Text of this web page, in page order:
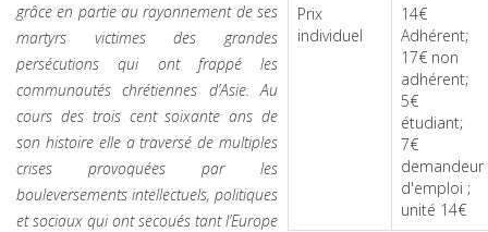
grâce en partie au rayonnement de ses
martyrs victimes des grandes
persécutions qui ont frappé les
communautés chrétiennes d’Asie. Au
cours des trois cent soixante ans de
son histoire elle a traversé de multiples
crises provoquées par les
bouleversements intellectuels, politiques
et sociaux qui ont secoués tant l’Europe
Prix
individuel
14€
Adhérent;
17€ non
adhérent;
5€
étudiant;
7€
demandeur
d'emploi ;
unité 14€